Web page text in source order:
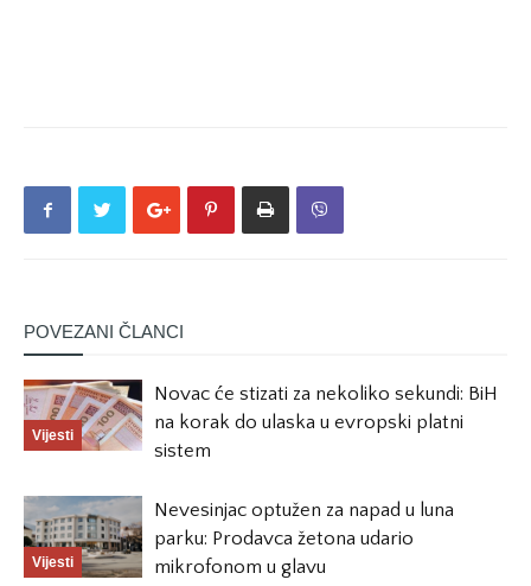
POVEZANI ČLANCI
Vijesti
Novac će stizati za nekoliko sekundi: BiH
na korak do ulaska u evropski platni
sistem
Vijesti
Nevesinjac optužen za napad u luna
parku: Prodavca žetona udario
mikrofonom u glavu